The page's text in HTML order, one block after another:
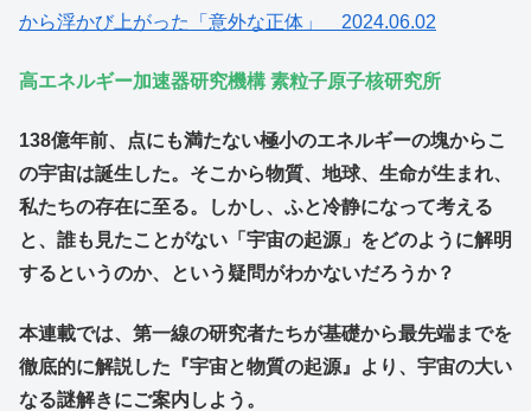
から浮かび上がった「意外な正体」 2024.06.02
高エネルギー加速器研究機構 素粒子原子核研究所
138億年前、点にも満たない極小のエネルギーの塊からこ
の宇宙は誕生した。そこから物質、地球、生命が生まれ、
私たちの存在に至る。しかし、ふと冷静になって考える
と、誰も見たことがない「宇宙の起源」をどのように解明
するというのか、という疑問がわかないだろうか？
本連載では、第一線の研究者たちが基礎から最先端までを
徹底的に解説した『宇宙と物質の起源』より、宇宙の大い
なる謎解きにご案内しよう。